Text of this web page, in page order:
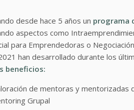
desde hace 5 años un programa
aspectos como
para Emprendedoras o
han desarrollado durante los
beneficios:
de mentoras y mentorizadas
Grupal